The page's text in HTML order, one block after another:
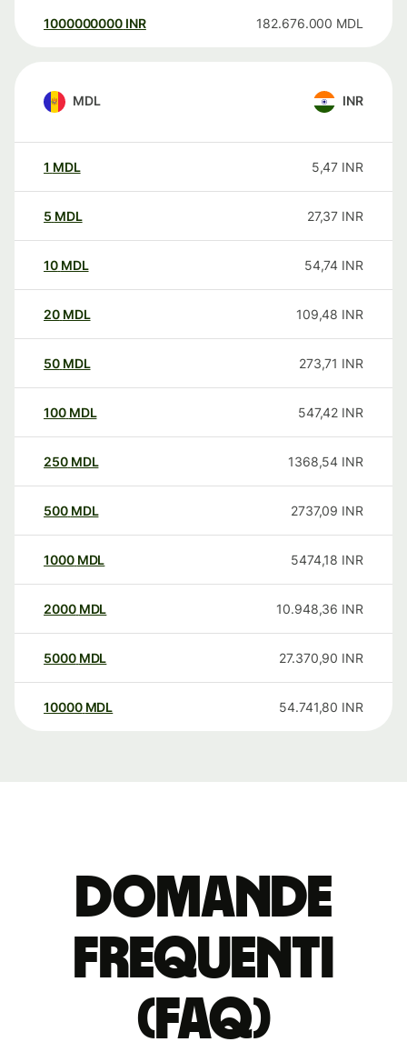
1000000000 INR 182.676.000 MDL
MDL INR
1 MDL 5,47 INR
5 MDL 27,37 INR
10 MDL 54,74 INR
20 MDL 109,48 INR
50 MDL 273,71 INR
100 MDL 547,42 INR
250 MDL 1368,54 INR
500 MDL 2737,09 INR
1000 MDL 5474,18 INR
2000 MDL 10.948,36 INR
5000 MDL 27.370,90 INR
10000 MDL 54.741,80 INR
Domande
Frequenti
(FAQ)